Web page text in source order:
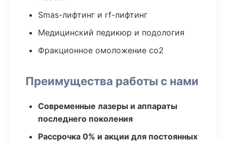
Smas-лифтинг и rf-лифтинг
Медицинский педикюр и подология
Фракционное омоложение co2
Преимущества работы с нами
Современные лазеры и аппараты
последнего поколения
Рассрочка 0% и акции для постоянных